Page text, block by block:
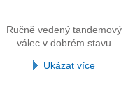
Ručně vedený tandemový
válec v dobrém stavu
Ukázat více